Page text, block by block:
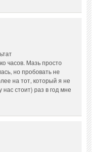
часов. Мазь просто
но пробовать не
на тот, который я не
стоит) раз в год мне